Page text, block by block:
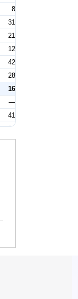
8
31
21
12
42
28
16
—
41
23
15